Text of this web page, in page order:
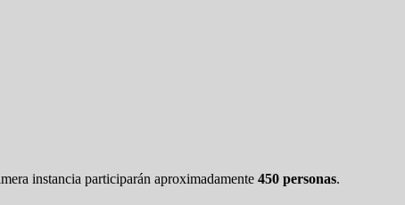
instancia participarán aproximadamente 450 personas.